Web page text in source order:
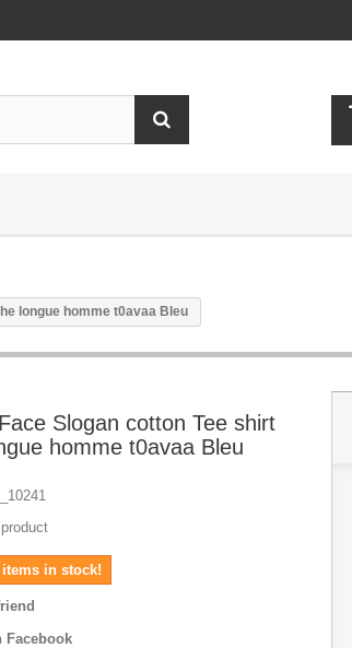
longue homme t0avaa Bleu
Slogan cotton Tee shirt
homme t0avaa Bleu
in stock!
Facebook